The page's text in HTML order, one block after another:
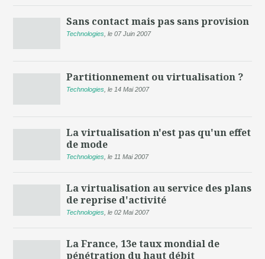
Sans contact mais pas sans provision
Technologies ,le 07 Juin 2007
Partitionnement ou virtualisation ?
Technologies ,le 14 Mai 2007
La virtualisation n'est pas qu'un effet
de mode
Technologies ,le 11 Mai 2007
La virtualisation au service des plans
de reprise d'activité
Technologies ,le 02 Mai 2007
La France, 13e taux mondial de
pénétration du haut débit